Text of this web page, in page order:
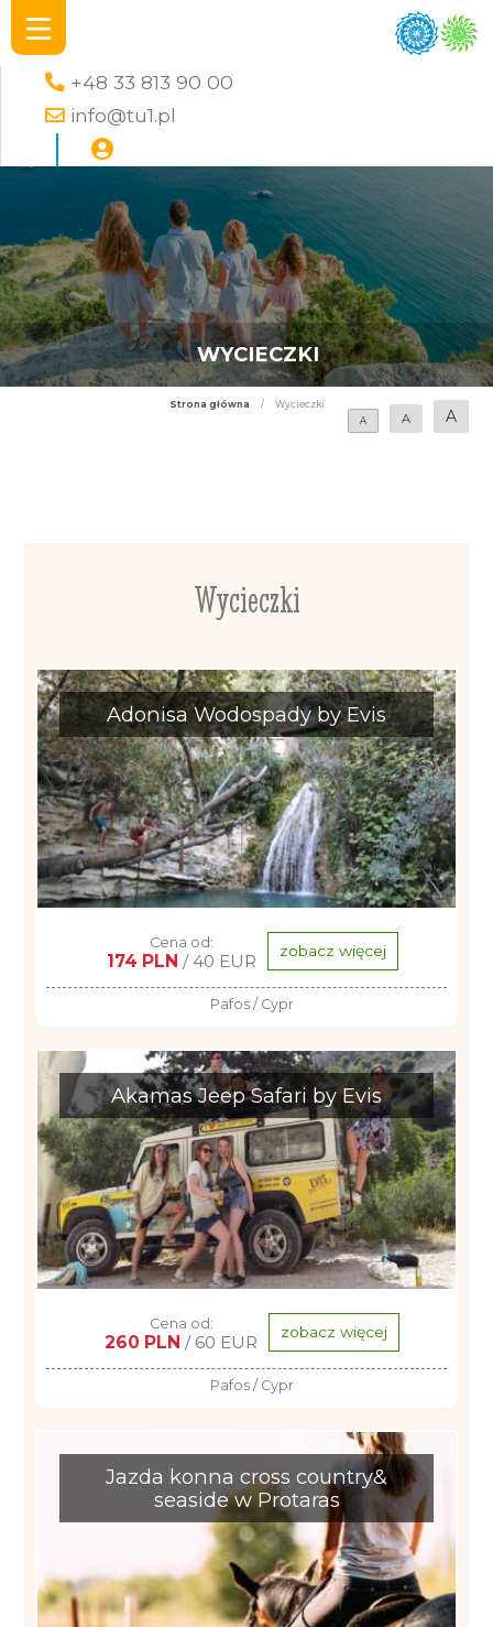
+48 33 813 90 00
info@tu1.pl
WYCIECZKI
Strona główna /
Wycieczki
A
A A
Wycieczki
Adonisa Wodospady by Evis
Cena od:
174 PLN / 40 EUR zobacz więcej
Pafos / Cypr
Akamas Jeep Safari by Evis
Cena od:
260 PLN / 60 EUR zobacz więcej
Pafos / Cypr
Jazda konna cross country&
seaside w Protaras